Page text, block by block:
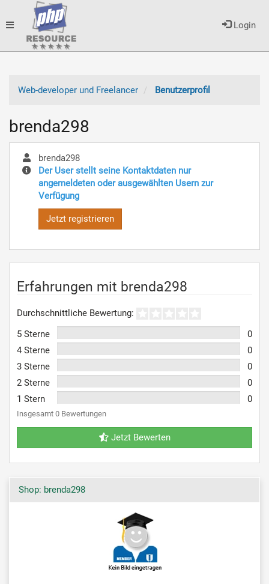
Login
Toggle
Web-developer und Freelancer
Benutzerprofil
brenda298
brenda298
Der User stellt seine Kontaktdaten nur
angemeldeten oder ausgewählten Usern zur
Verfügung
Jetzt registrieren
Erfahrungen mit brenda298
Durchschnittliche Bewertung:
5 Sterne
0
4 Sterne
0
3 Sterne
0
2 Sterne
0
1 Stern
0
Insgesamt 0 Bewertungen
Jetzt Bewerten
Shop: brenda298